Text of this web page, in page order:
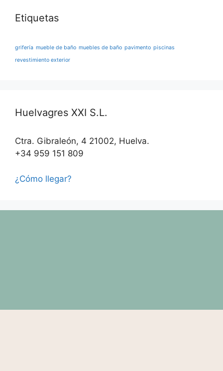
Etiquetas
grifería mueble de baño muebles de baño pavimento piscinas
revestimiento exterior
Huelvagres XXI S.L.
Ctra. Gibraleón, 4 21002, Huelva.
+34 959 151 809
¿Cómo llegar?